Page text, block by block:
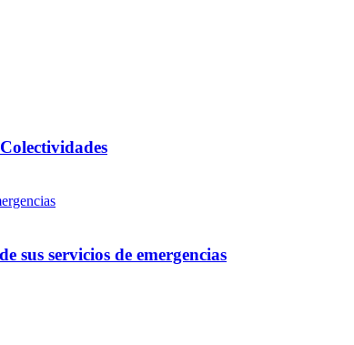
sus servicios de emergencias